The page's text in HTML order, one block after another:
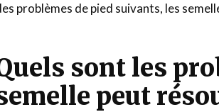
problèmes de pied suivants, les
sont les
peut